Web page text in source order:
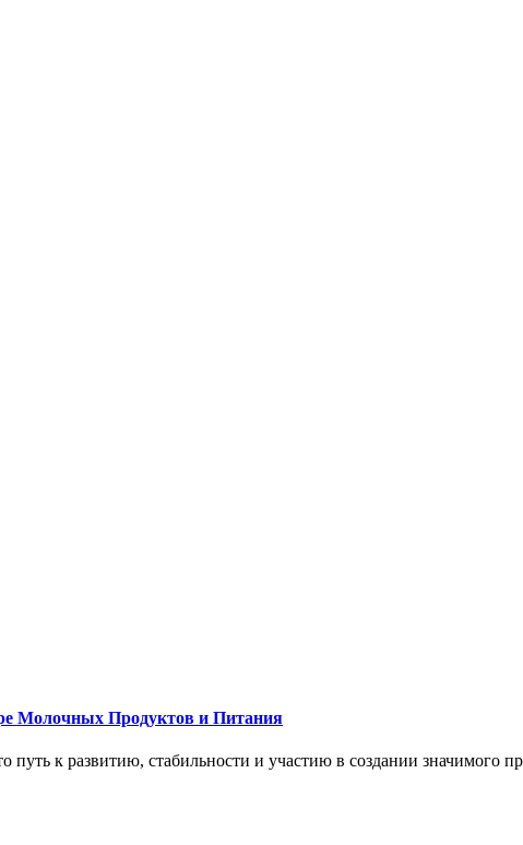
Молочных Продуктов и Питания
путь к развитию, стабильности и участию в создании значимого